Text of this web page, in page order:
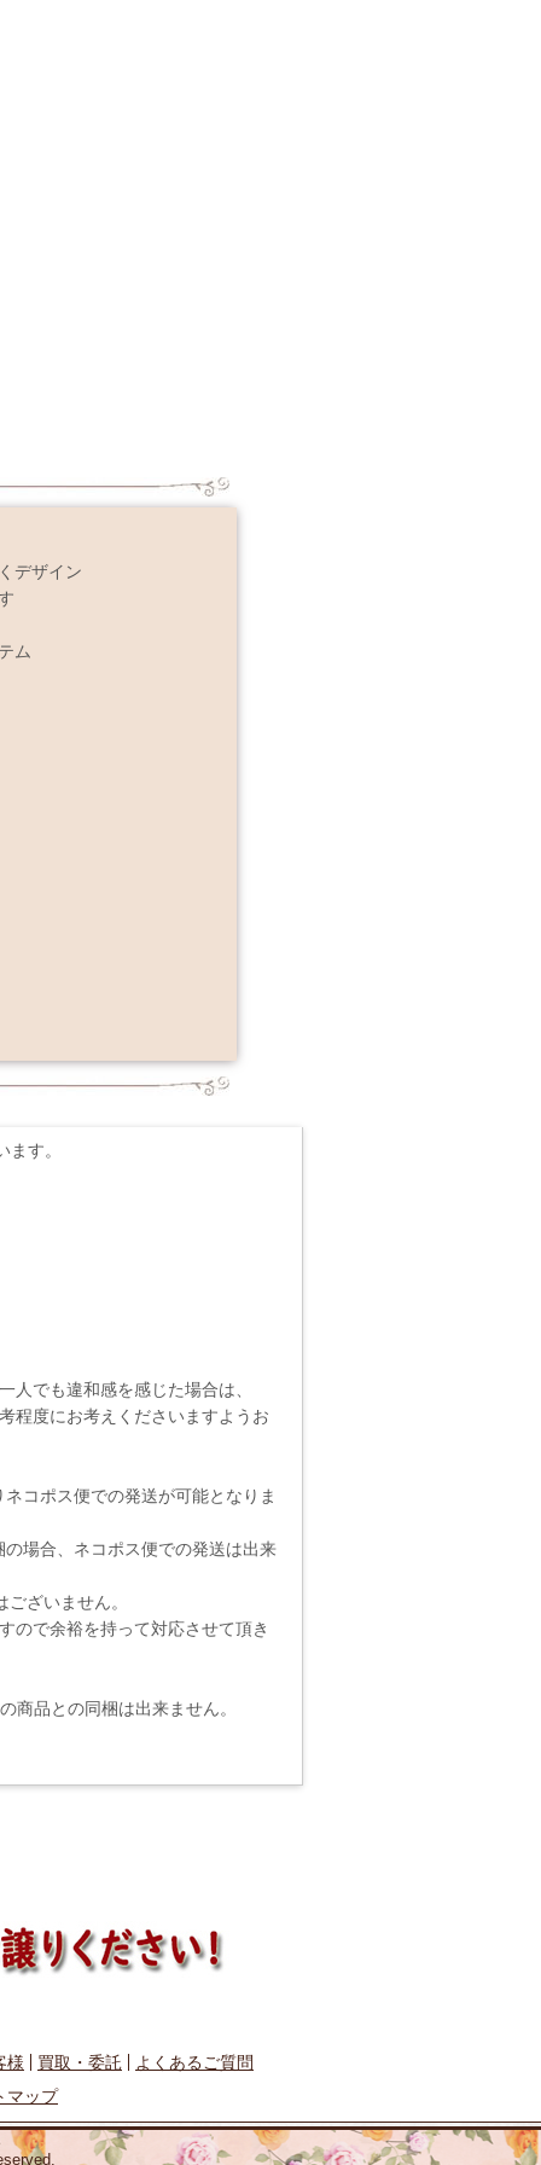
デザイン
ム
す。
人でも違和感を感じた場合は、
程度にお考えくださいますようお
コポス便での発送が可能となりま
場合、ネコポス便での発送は出来
ざいません。
ので余裕を持って対応させて頂き
品との同梱は出来ません。
様 買取・委託
よくあるご質問
マップ